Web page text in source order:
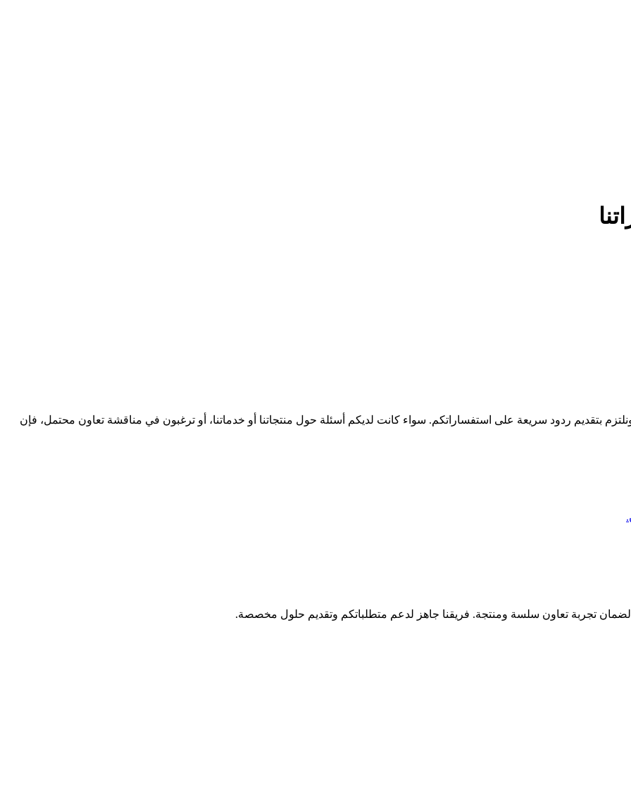
بتقديم ردود سريعة على استفساراتكم. سواء كانت لديكم أسئلة حول منتجاتنا أو خدماتنا، أو ترغبون في مناقشة تعاون محتمل، فإن
تجربة تعاون سلسة ومنتجة. فريقنا جاهز لدعم متطلباتكم وتقديم حلول مخصصة.